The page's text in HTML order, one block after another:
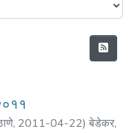
, 2011-04-22) बेडेकर,